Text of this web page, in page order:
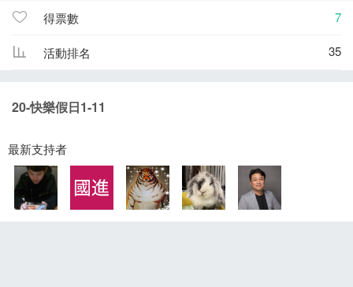
得票數 7
活動排名 35
20-快樂假日1-11
最新支持者